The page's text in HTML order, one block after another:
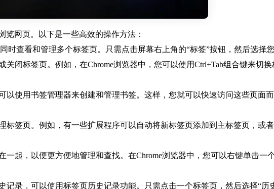
览网页。以下是一些高效的操作方法：
时查看和管理多个标签页。只需点击屏幕右上角的“标签”按钮，然后选择
闭标签页。例如，在Chrome浏览器中，您可以使用Ctrl+Tab组合键来切
以使用书签管理器来创建和管理书签。这样，您就可以快速访问这些页面
标签页。例如，有一些扩展程序可以自动将新标签页添加到主标签页，或
起，以便更方便地管理和查找。在Chrome浏览器中，您可以右键单击一
录，可以使用标签页历史记录功能。只需点击一个标签页，然后选择“历